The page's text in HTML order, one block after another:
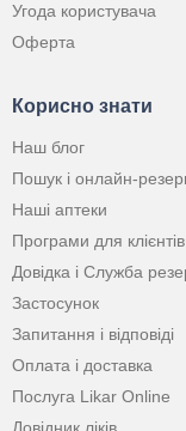
Угода користувача
Оферта
Корисно знати
Наш блог
Пошук і онлайн-
Наші аптеки
Програми для клієнтів
Довідка і Служба
Застосунок
Запитання і відповіді
Оплата і доставка
Послуга Likar Online